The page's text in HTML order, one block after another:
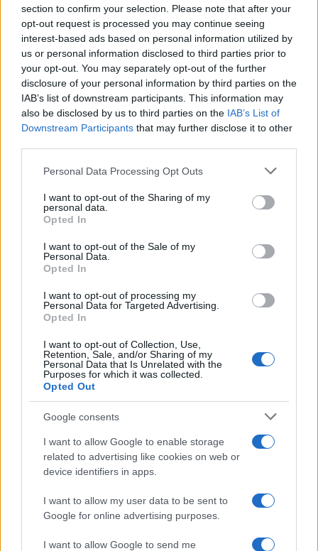
section to confirm your selection. Please note that after your
opt-out request is processed you may continue seeing
interest-based ads based on personal information utilized by
us or personal information disclosed to third parties prior to
your opt-out. You may separately opt-out of the further
disclosure of your personal information by third parties on the
IAB’s list of downstream participants. This information may
also be disclosed by us to third parties on the IAB’s List of
Downstream Participants that may further disclose it to other
Please note that this website/app uses one or more Google
not limited to your visit or usage behaviour. You may click to
grant or deny consent to Google and its third-party tags to
use your data for below specified purposes in below Google
consent section.
Personal Data Processing Opt Outs
I want to opt-out of the Sharing of my
personal data.
Opted In
I want to opt-out of the Sale of my
Personal Data.
Opted In
I want to opt-out of processing my
Personal Data for Targeted Advertising.
Opted In
I want to opt-out of Collection, Use,
Retention, Sale, and/or Sharing of my
Personal Data that Is Unrelated with the
Purposes for which it was collected.
Opted Out
Google consents
I want to allow Google to enable storage
related to advertising like cookies on web or
device identifiers in apps.
I want to allow my user data to be sent to
Google for online advertising purposes.
I want to allow Google to send me
Puoi effettuare l'accesso andando nella
sezioneLogindal menù del sito o
cliccandoqui
TEMI:
Ambientalista Golfo Aranci
Cala Moresca Falò Turisti Francesi
Cala Moresca Turisti
Falò Cala Moresca
Falò In Spiaggia Gallura
Falò Spiaggia
Golfo Aranci Turisti
Notizie Gallura
Notizie Sardegna
Turisti Incivili
Turisti Maleducati
Turisti Maleducati Gallura
Turisti Maleducati Golfo Aranci
Notizie in tempo reale?
Entra nel canale telegram di
Inviaci le tue segnalazioni,
i tuoi video e le tue foto
Su WhatsApp al numero +39
345 356 7512
Ricevi le nostre ultime news